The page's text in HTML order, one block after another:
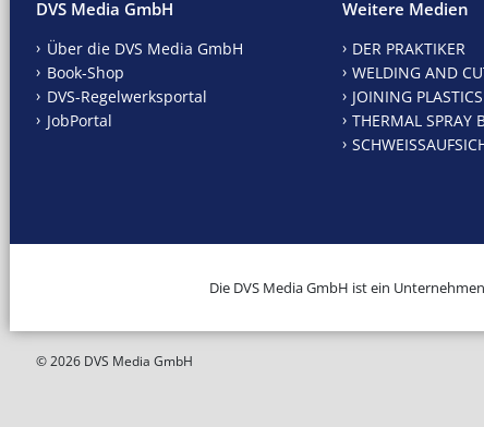
DVS Media GmbH
Über die DVS Media GmbH
Book-Shop
DVS-Regelwerksportal
JobPortal
Weitere Medien
DER PRAKTIKER
WELDING AND
JOINING PLASTICS
THERMAL SPRAY
Die DVS Media GmbH ist ein
© 2026 DVS Media GmbH